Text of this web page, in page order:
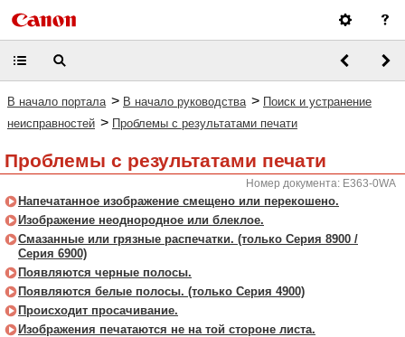
В начало портала > В начало руководства > Поиск и устранение
неисправностей > Проблемы с результатами печати
Проблемы с результатами печати
Номер документа: E363-0WA
Напечатанное изображение смещено или перекошено.
Изображение неоднородное или блеклое.
Смазанные или грязные распечатки. (только Серия 8900 /
Серия 6900)
Появляются черные полосы.
Появляются белые полосы. (только Серия 4900)
Происходит просачивание.
Изображения печатаются не на той стороне листа.